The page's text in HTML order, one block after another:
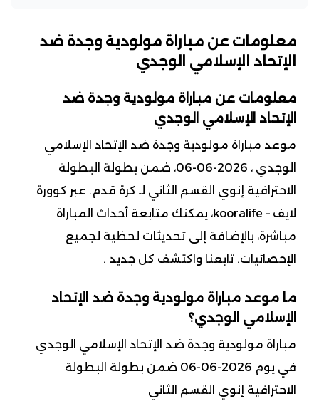
معلومات عن مباراة مولودية وجدة ضد
الإتحاد الإسلامي الوجدي
معلومات عن مباراة مولودية وجدة ضد
الإتحاد الإسلامي الوجدي
موعد مباراة مولودية وجدة ضد الإتحاد الإسلامي
الوجدي ، 2026-06-06، ضمن بطولة البطولة
الاحترافية إنوي القسم الثاني لـ كرة قدم. عبر كوورة
لايف – kooralife، يمكنك متابعة أحداث المباراة
مباشرة، بالإضافة إلى تحديثات لحظية لجميع
الإحصائيات. تابعنا واكتشف كل جديد .
ما موعد مباراة مولودية وجدة ضد الإتحاد
الإسلامي الوجدي؟
مباراة مولودية وجدة ضد الإتحاد الإسلامي الوجدي
في يوم 2026-06-06 ضمن بطولة البطولة
الاحترافية إنوي القسم الثاني